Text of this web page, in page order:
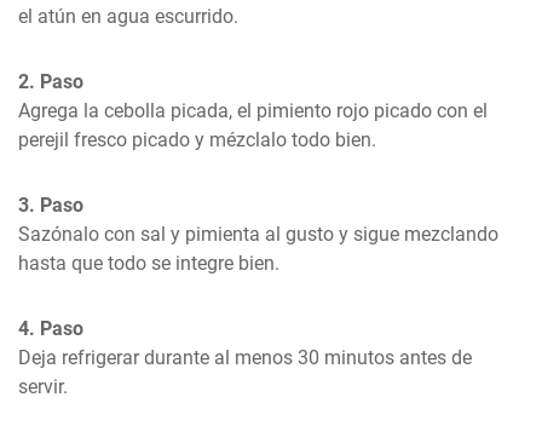
el atún en agua escurrido.
2. Paso
Agrega la cebolla picada, el pimiento rojo picado con el
perejil fresco picado y mézclalo todo bien.
3. Paso
Sazónalo con sal y pimienta al gusto y sigue mezclando
hasta que todo se integre bien.
4. Paso
Deja refrigerar durante al menos 30 minutos antes de
servir.